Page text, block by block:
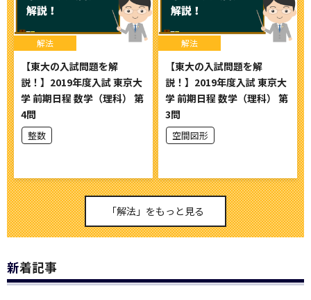
【東大の入試問題を解
説！】2019年度入試 東京大
学 前期日程 数学（理科） 第
4問
整数
解法
【東大の入試問題を解
説！】2019年度入試 東京大
学 前期日程 数学（理科） 第
3問
空間図形
解法
「解法」をもっと見る
新着記事